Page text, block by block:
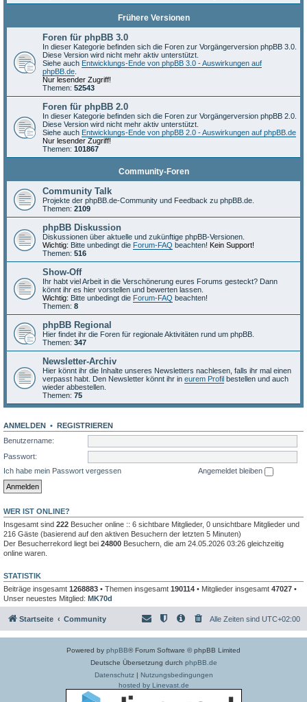
Frühere Versionen
Foren für phpBB 3.0
In dieser Kategorie befinden sich die Foren zur Vorgängerversion phpBB 3.0.
Diese Version wird nicht mehr aktiv unterstützt.
Siehe auch Entwicklungs-Ende von phpBB 3.0 - Auswirkungen auf
phpBB.de
Nur lesender Zugriff!
Themen: 52543
Foren für phpBB 2.0
In dieser Kategorie befinden sich die Foren zur Vorgängerversion phpBB 2.0.
Diese Version wird nicht mehr aktiv unterstützt.
Siehe auch Entwicklungs-Ende von phpBB 2.0 - Auswirkungen auf phpBB.de
Nur lesender Zugriff!
Themen: 101867
Community-Foren
Community Talk
Projekte der phpBB.de-Community und Feedback zu phpBB.de.
Themen: 2109
phpBB Diskussion
Diskussionen über aktuelle und zukünftige phpBB-Versionen.
Wichtig: Bitte unbedingt die Forum-FAQ beachten! Kein Support!
Themen: 516
Show-Off
Ihr habt viel Arbeit in die Verschönerung eures Forums gesteckt? Dann
könnt ihr es hier vorstellen und bewerten lassen.
Wichtig: Bitte unbedingt die Forum-FAQ beachten!
Themen: 8
phpBB Regional
Hier findet ihr die Foren für regionale Aktivitäten rund um phpBB.
Themen: 347
Newsletter-Archiv
Hier könnt ihr die Inhalte unseres Newsletters nachlesen, falls ihr mal einen
verpasst habt. Den Newsletter könnt ihr in eurem Profil bestellen und auch
wieder abbestellen.
Themen: 75
ANMELDEN • REGISTRIEREN
Benutzername:
Passwort:
Ich habe mein Passwort vergessen
Angemeldet bleiben
WER IST ONLINE?
Insgesamt sind 222 Besucher online :: 6 sichtbare Mitglieder, 0 unsichtbare Mitglieder und
216 Gäste (basierend auf den aktiven Besuchern der letzten 5 Minuten)
Der Besucherrekord liegt bei 24800 Besuchern, die am 24.05.2026 03:26 gleichzeitig
online waren.
STATISTIK
Beiträge insgesamt 1268883 • Themen insgesamt 190114 • Mitglieder insgesamt 47027 •
Unser neuestes Mitglied: MK70d
Startseite Community Alle Zeiten sind UTC+02:00
Powered by phpBB® Forum Software © phpBB Limited
Deutsche Übersetzung durch phpBB.de
Datenschutz| Nutzungsbedingungen
hosted by Linevast.de